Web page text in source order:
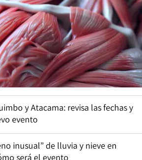
y Atacama: revisa las fechas y
evento
inusual” de lluvia y nieve en
será el evento